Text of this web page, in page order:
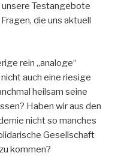
Testangebote
die uns aktuell
rein „analoge“
auch eine riesige
heilsam seine
Haben wir aus den
nicht so manches
Gesellschaft
kommen?